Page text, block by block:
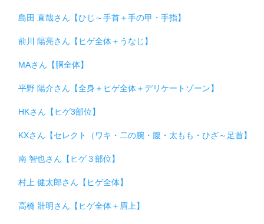
島田 直哉さん【ひじ～手首＋手の甲・手指】
前川 陽亮さん【ヒゲ全体＋うなじ】
MAさん【胴全体】
平野 陽介さん【全身＋ヒゲ全体＋デリケートゾーン】
HKさん【ヒゲ3部位】
KXさん【セレクト（ワキ・二の腕・腹・太もも・ひざ～足首】
南 智也さん【ヒゲ３部位】
村上 健太郎さん【ヒゲ全体】
高橋 壯明さん【ヒゲ全体＋眉上】